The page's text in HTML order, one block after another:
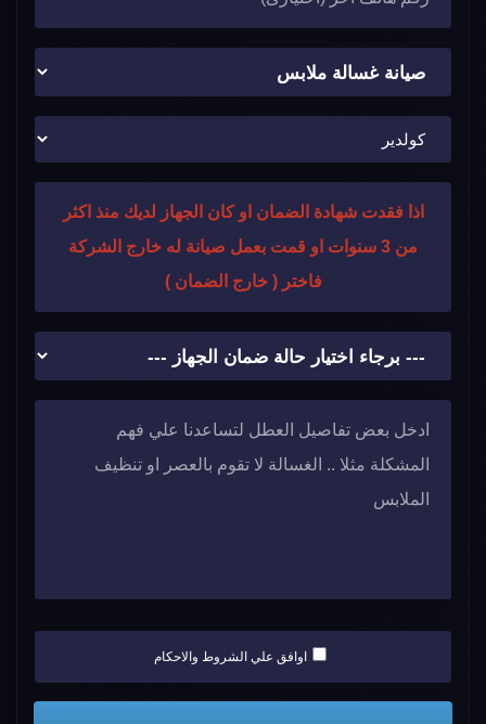
اذا فقدت شهادة الضمان او كان الجهاز لديك منذ اكثر
من 3 سنوات او قمت بعمل صيانة له خارج الشركة
فاختر ( خارج الضمان )
اوافق علي الشروط والاحكام